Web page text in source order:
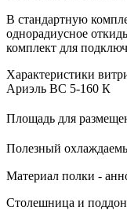
В стандартную
однорадиусное
комплект для
Характеристики
Ариэль ВС 5-160 К
Площадь для
Полезный
Материал полки -
Столешница и